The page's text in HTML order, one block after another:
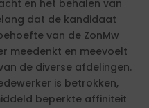
en het behalen van
dat de kandidaat
van de ZonMw
meedenkt en meevoelt
de diverse afdelingen.
is betrokken,
beperkte affiniteit